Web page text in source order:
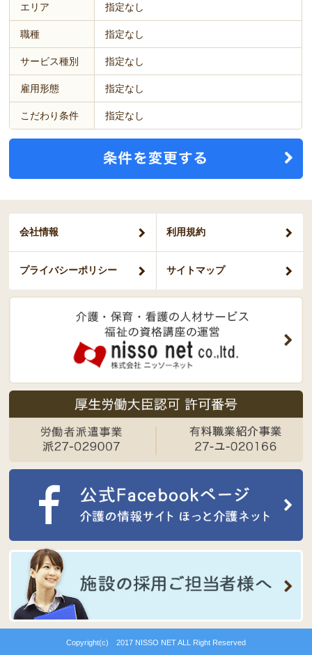
エリア 指定なし
職種 指定なし
サービス種別 指定なし
雇用形態 指定なし
こだわり条件 指定なし
会社情報 利用規約
プライバシーポリシー サイトマップ
Copyright(c) 2017 NISSO NET ALL Right Reserved